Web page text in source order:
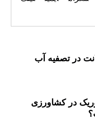
در تصفیه آب
در کشاورزی